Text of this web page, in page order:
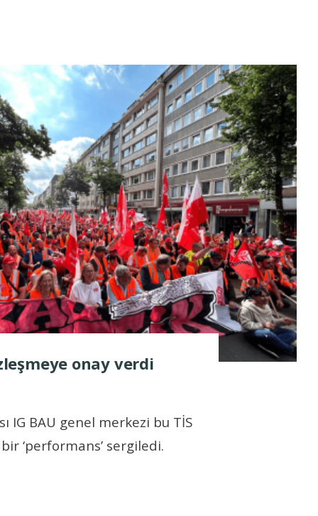
onay verdi
IG BAU genel merkezi bu TİS
‘performans’ sergiledi.